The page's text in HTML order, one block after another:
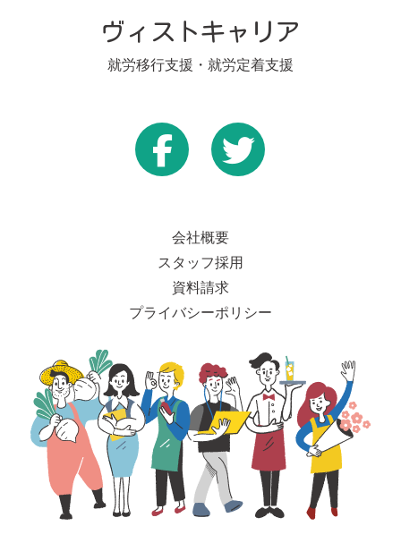
ヴィストキャリア
就労移行支援・就労定着支援
会社概要
スタッフ採用
資料請求
プライバシーポリシー